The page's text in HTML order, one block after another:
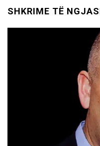
SHKRIME TË